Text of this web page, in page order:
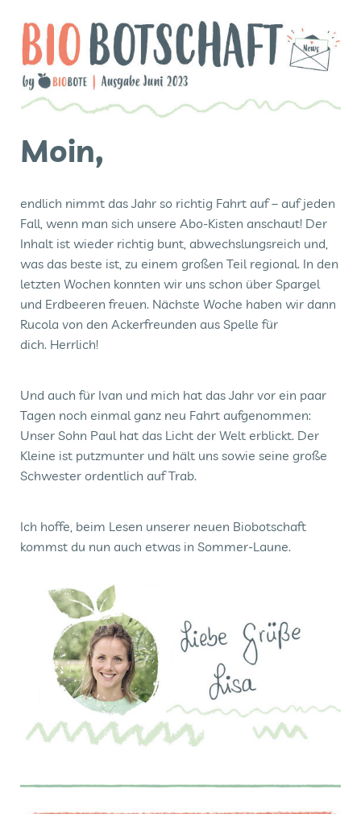
Moin,
endlich nimmt das Jahr so richtig Fahrt auf – auf jeden
Fall, wenn man sich unsere Abo-Kisten anschaut! Der
Inhalt ist wieder richtig bunt, abwechslungsreich und,
was das beste ist, zu einem großen Teil regional. In den
letzten Wochen konnten wir uns schon über Spargel
und Erdbeeren freuen. Nächste Woche haben wir dann
Rucola von den Ackerfreunden aus Spelle für
dich. Herrlich!
Und auch für Ivan und mich hat das Jahr vor ein paar
Tagen noch einmal ganz neu Fahrt aufgenommen:
Unser Sohn Paul hat das Licht der Welt erblickt. Der
Kleine ist putzmunter und hält uns sowie seine große
Schwester ordentlich auf Trab.
Ich hoffe, beim Lesen unserer neuen Biobotschaft
kommst du nun auch etwas in Sommer-Laune.